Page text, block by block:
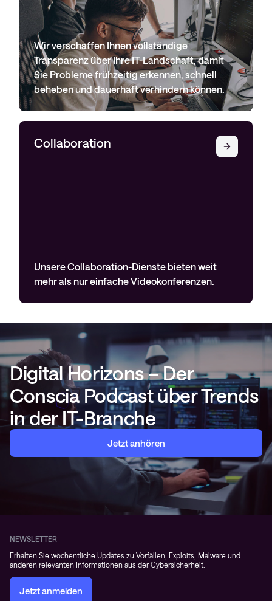
Wir verschaffen Ihnen vollständige
Transparenz über Ihre IT-Landschaft, damit
Sie Probleme frühzeitig erkennen, schnell
beheben und dauerhaft verhindern können.
Collaboration
Unsere Collaboration-Dienste bieten weit
mehr als nur einfache Videokonferenzen.
Digital Horizons – Der
Conscia Podcast über Trends
in der IT-Branche
Jetzt anhören
NEWSLETTER
Erhalten Sie wöchentliche Updates zu Vorfällen, Exploits, Malware und
anderen relevanten Informationen aus der Cybersicherheit.
Jetzt anmelden